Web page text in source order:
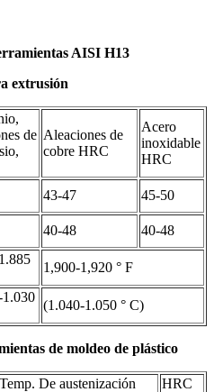
AISI H13
extrusión
de Aleaciones de
cobre HRC
Acero
inoxidable
HRC
43-47 45-50
40-48 40-48
1,900-1,920 ° F
(1.040-1.050 ° C)
de moldeo de plástico
Temp. De austenización HRC